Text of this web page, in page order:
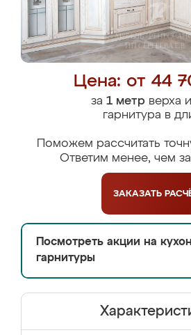
Цена: от 44
за 1 метрверха
гарнитура в
Поможем рассчитать
Ответим менее, чем
ЗАКАЗАТЬ
Посмотреть акции на
гарнитуры